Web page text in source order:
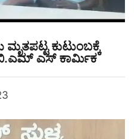
ಮೃತಪಟ್ಟ ಕುಟುಂಬಕ್ಕೆ
ಬಿ.ಎಮ್ ಎಸ್ ಕಾರ್ಮಿಕ